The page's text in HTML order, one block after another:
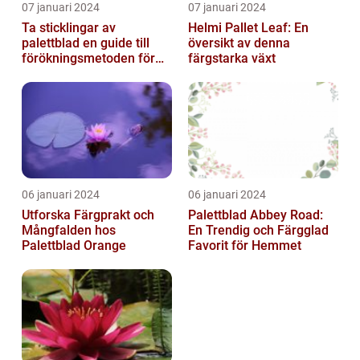
07 januari 2024
Ta sticklingar av
palettblad en guide till
förökningsmetoden för
07 januari 2024
Helmi Pallet Leaf: En
översikt av denna
färgstarka växt
06 januari 2024
Utforska Färgprakt och
Mångfalden hos
Palettblad Orange
06 januari 2024
Palettblad Abbey Road:
En Trendig och Färgglad
Favorit för Hemmet